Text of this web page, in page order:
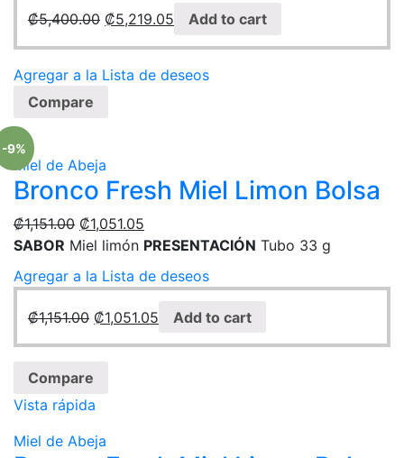
₡5,400.00 ₡5,219.05 Add to cart
Agregar a la Lista de deseos
Compare
-9%
Miel de Abeja
Bronco Fresh Miel Limon Bolsa
₡1,151.00 ₡1,051.05
SABOR Miel limón PRESENTACIÓN Tubo 33 g
Agregar a la Lista de deseos
₡1,151.00 ₡1,051.05 Add to cart
Compare
Vista rápida
Miel de Abeja